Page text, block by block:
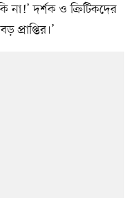
না!’ দর্শক ও ক্রিটিকদের